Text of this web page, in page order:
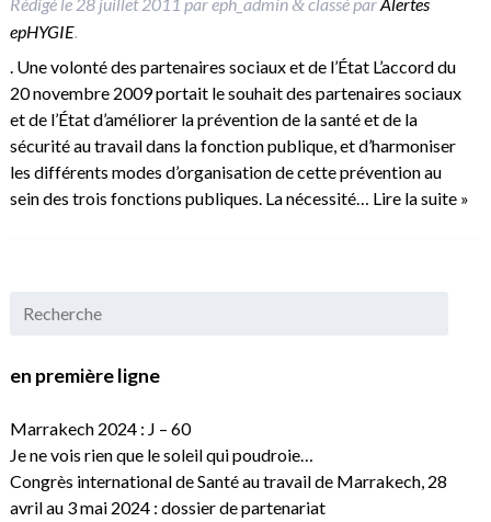
&
epHYGIE.
. Une volonté des partenaires sociaux et de l’État L’accord du
20 novembre 2009 portait le souhait des partenaires sociaux
et de l’État d’améliorer la prévention de la santé et de la
sécurité au travail dans la fonction publique, et d’harmoniser
les différents modes d’organisation de cette prévention au
sein des trois fonctions publiques. La nécessité… Lire la suite »
en première ligne
Marrakech 2024 : J – 60
Je ne vois rien que le soleil qui poudroie…
Congrès international de Santé au travail de Marrakech, 28
avril au 3 mai 2024 : dossier de partenariat